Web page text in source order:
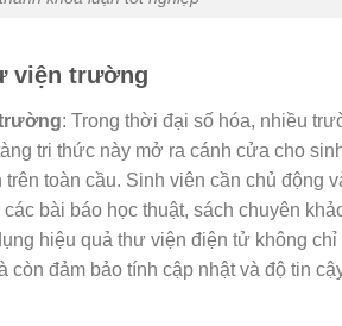
viện trường
: Trong thời đại số hóa, nhiều
tri thức này mở ra cánh cửa cho
toàn cầu. Sinh viên cần chủ động
bài báo học thuật, sách chuyên
hiệu quả thư viện điện tử không
đảm bảo tính cập nhật và độ tin